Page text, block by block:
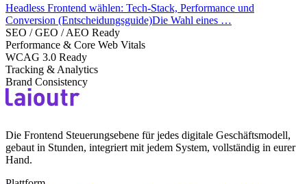
Headless Frontend wählen: Tech-Stack, Performance und
Conversion (Entscheidungsguide)Die Wahl eines …
SEO / GEO / AEO Ready
Performance & Core Web Vitals
WCAG 3.0 Ready
Tracking & Analytics
Brand Consistency
Die Frontend Steuerungsebene für jedes digitale Geschäftsmodell,
gebaut in Stunden, integriert mit jedem System, vollständig in eurer
Hand.